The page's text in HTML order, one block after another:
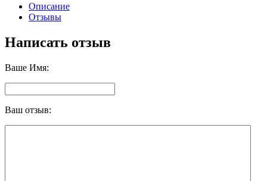
Описание
Отзывы
Написать отзыв
Ваше Имя:
Ваш отзыв: